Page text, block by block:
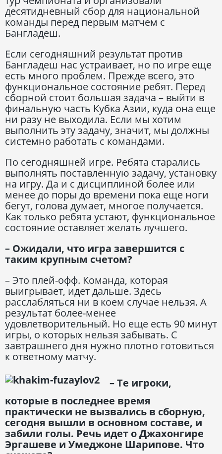
десятидневный сбор для национальной
команды перед первым матчем с
Бангладеш.
Если сегодняшний результат против
Бангладеш нас устраивает, но по игре еще
есть много проблем. Прежде всего, это
функциональное состояние ребят. Перед
сборной стоит большая задача – выйти в
финальную часть Кубка Азии, куда она еще
ни разу не выходила. Если мы хотим
выполнить эту задачу, значит, мы должны
системно работать с командами.
По сегодняшней игре. Ребята старались
выполнять поставленную задачу, установку
на игру. Да и с дисциплиной более или
менее до поры до времени пока еще ноги
бегут, голова думает, многое получается.
Как только ребята устают, функциональное
состояние оставляет желать лучшего.
– Ожидали, что игра завершится с
таким крупным счетом?
– Это плей-офф. Команда, которая
выигрывает, идет дальше. Здесь
расслабляться ни в коем случае нельзя. А
результат более-менее
удовлетворительный. Но еще есть 90 минут
игры, о которых нельзя забывать. С
завтрашнего дня нужно плотно готовиться
к ответному матчу.
– Те игроки,
которые в последнее время
практически не вызвались в сборную,
сегодня вышли в основном составе, и
забили голы. Речь идет о Джахонгире
Эргашеве и Умеджоне Шарипове. Что